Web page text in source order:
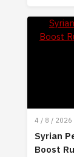
4 / 8 / 2026
Syrian
Boost